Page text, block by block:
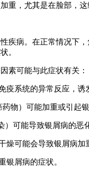
重，尤其是在脸部，
疾病。在正常情况下
。
素可能与此症状有关：
疫系统的异常反应，诱
物）可能加重或引起银
可能导致银屑病的恶
燥可能会导致银屑病加
银屑病的症状。